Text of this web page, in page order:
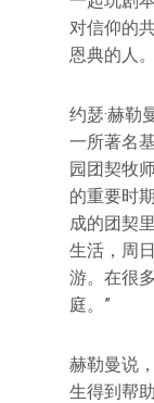
对信仰的
恩典的人。
约瑟·赫勒
一所著名
园团契牧
的重要时
成的团契
生活，周
游。在很
庭。”
赫勒曼说
生得到帮